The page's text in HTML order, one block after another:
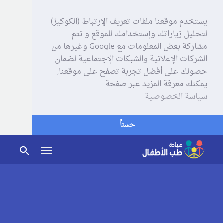
يستخدم موقعنا ملفات تعريف الإرتباط (الكوكيز)
لتحليل زياراتك وإستخدامك للموقع و تتم
مشاركة بعض المعلومات مع Google وغيرها من
الشركات الإعلانية والشبكات الإجتماعية لضمان
حصولك على أفضل تجربة تصفح على موقعنا,
يمكنك معرفة المزيد عبر صفحة
سياسة الخصوصية
حسناً